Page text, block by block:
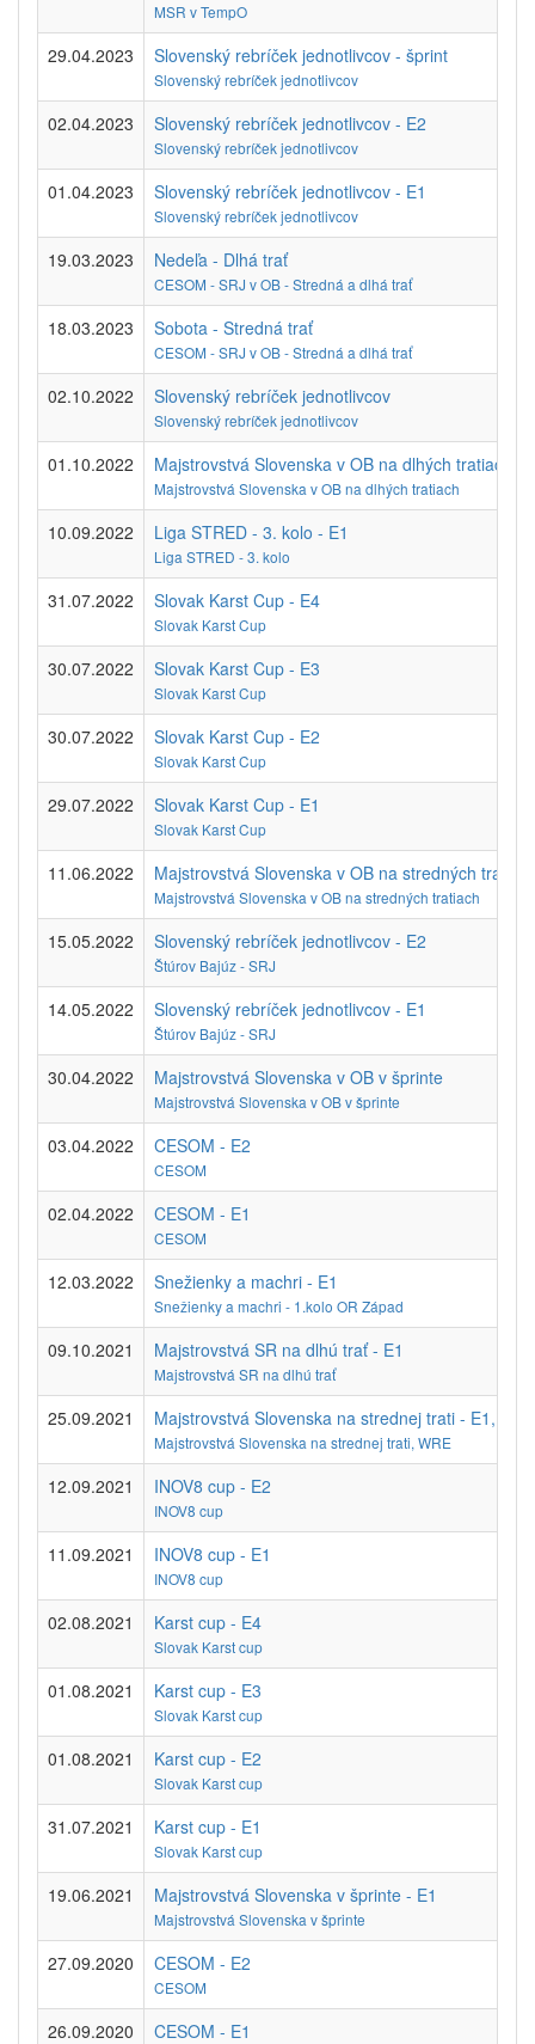
MSR v TempO
29.04.2023 Slovenský rebríček jednotlivcov - šprint
Slovenský rebríček jednotlivcov
02.04.2023 Slovenský rebríček jednotlivcov - E2
Slovenský rebríček jednotlivcov
01.04.2023 Slovenský rebríček jednotlivcov - E1
Slovenský rebríček jednotlivcov
19.03.2023 Nedeľa - Dlhá trať
CESOM - SRJ v OB - Stredná a dlhá trať
18.03.2023 Sobota - Stredná trať
CESOM - SRJ v OB - Stredná a dlhá trať
02.10.2022 Slovenský rebríček jednotlivcov
Slovenský rebríček jednotlivcov
01.10.2022 Majstrovstvá Slovenska v OB na dlhých tratiach
Majstrovstvá Slovenska v OB na dlhých tratiach
10.09.2022 Liga STRED - 3. kolo - E1
Liga STRED - 3. kolo
31.07.2022 Slovak Karst Cup - E4
Slovak Karst Cup
30.07.2022 Slovak Karst Cup - E3
Slovak Karst Cup
30.07.2022 Slovak Karst Cup - E2
Slovak Karst Cup
29.07.2022 Slovak Karst Cup - E1
Slovak Karst Cup
11.06.2022 Majstrovstvá Slovenska v OB na stredných
Majstrovstvá Slovenska v OB na stredných tratiach
15.05.2022 Slovenský rebríček jednotlivcov - E2
Štúrov Bajúz - SRJ
14.05.2022 Slovenský rebríček jednotlivcov - E1
Štúrov Bajúz - SRJ
30.04.2022 Majstrovstvá Slovenska v OB v šprinte
Majstrovstvá Slovenska v OB v šprinte
03.04.2022 CESOM - E2
CESOM
02.04.2022 CESOM - E1
CESOM
12.03.2022 Snežienky a machri - E1
Snežienky a machri - 1.kolo OR Západ
09.10.2021 Majstrovstvá SR na dlhú trať - E1
Majstrovstvá SR na dlhú trať
25.09.2021 Majstrovstvá Slovenska na strednej trati - E1,
Majstrovstvá Slovenska na strednej trati, WRE
12.09.2021 INOV8 cup - E2
INOV8 cup
11.09.2021 INOV8 cup - E1
INOV8 cup
02.08.2021 Karst cup - E4
Slovak Karst cup
01.08.2021 Karst cup - E3
Slovak Karst cup
01.08.2021 Karst cup - E2
Slovak Karst cup
31.07.2021 Karst cup - E1
Slovak Karst cup
19.06.2021 Majstrovstvá Slovenska v šprinte - E1
Majstrovstvá Slovenska v šprinte
27.09.2020 CESOM - E2
CESOM
26.09.2020 CESOM - E1